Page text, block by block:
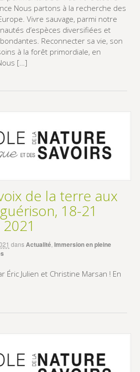
Nous partons à la recherche des
Vivre sauvage, parmi notre
d’espèces diversifiées et
Reconnecter sa vie, son
à la forêt primordiale, en
[…]
de la terre aux
18-21
dansActualité, Immersion en pleine
Éric Julien et Christine Marsan ! En